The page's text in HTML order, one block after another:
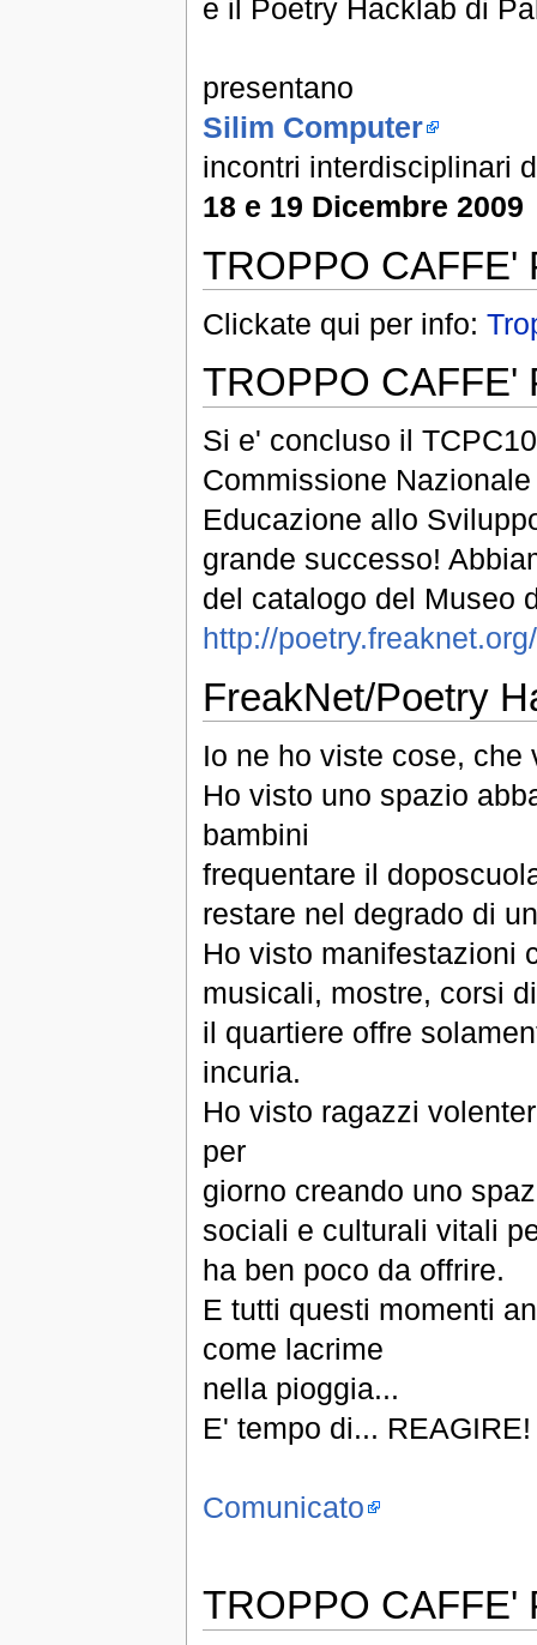
e il Poetry Hacklab di
presentano
Silim Computer
incontri interdisciplinari
18 e 19 Dicembre 2009
TROPPO CAFFE'
Clickate qui per info:
TROPPO CAFFE'
Si e' concluso il
Commissione
Educazione allo
grande successo!
del catalogo del Museo
http://
FreakNet/Poetry
Io ne ho viste cose, che
Ho visto uno spazio
bambini
frequentare il
restare nel degrado di
Ho visto manifestazioni
musicali, mostre, corsi
il quartiere offre
incuria.
Ho visto ragazzi
per
giorno creando uno
sociali e culturali vitali
ha ben poco da offrire.
E tutti questi momenti
come lacrime
nella pioggia...
E' tempo di... REAGIRE!
Comunicato
TROPPO CAFFE'